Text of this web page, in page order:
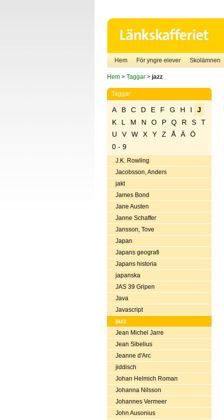
Hem För yngre elever Skolämnen
Hem> Taggar> jazz
Taggar
A B C D E F G H I
J
K
L M N O P Q R S
T
U
V W X Y Z Å Ä
Ö
0 - 9
J.K. Rowling
Jacobsson, Anders
jakt
James Bond
Jane Austen
Janne Schaffer
Jansson, Tove
Japan
Japans geografi
Japans historia
japanska
JAS 39 Gripen
Java
Javascript
jazz
Jean Michel Jarre
Jean Sibelius
Jeanne d'Arc
jiddisch
Johan Helmich Roman
Johanna Nilsson
Johannes Vermeer
John Ausonius